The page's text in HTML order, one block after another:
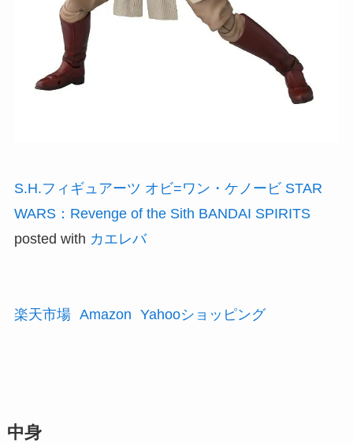
S.H.フィギュアーツ オビ=ワン・ケノービ STAR
WARS：Revenge of the Sith BANDAI SPIRITS
posted with カエレバ
楽天市場 Amazon Yahooショッピング
中身